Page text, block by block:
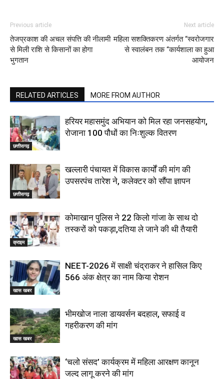
Previous article
तेजप्रकाश की अचल संपत्ति की नीलामी
से मिली राशि से किसानों का होगा
भुगतान
Next article
महिला सशक्तिकरण अंतर्गत “स्वरोजगार
से स्वालंबन तक “कार्यशाला का हुआ
आयोजन
RELATED ARTICLES MORE FROM AUTHOR
छत्तीसगढ़
हरियर महासमुंद अभियान को मिल रहा जनसहयोग,
रोजाना 100 पौधों का निःशुल्क वितरण
छत्तीसगढ़
खल्लारी पंचायत में विकास कार्यों की मांग की
उपसरपंच तारेश ने, कलेक्टर को सौंपा ज्ञापन
क्राइम
कोमाखान पुलिस ने 22 किलो गांजा के साथ दो
तस्करों को पकड़ा,दतिया ले जाने की थी तैयारी
खास खबर
NEET-2026 में साक्षी चंद्राकर ने हासिल किए
566 अंक क्षेत्र का नाम किया रोशन
खास खबर
भीमखोज नाला डायवर्सन बदहाल, सफाई व
गहरीकरण की मांग
‘चलो संसद’ कार्यक्रम में महिला आरक्षण कानून
जल्द लागू करने की मांग